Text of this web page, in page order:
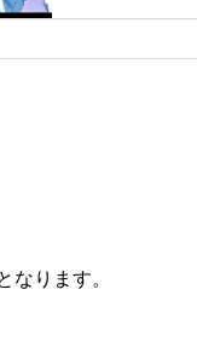
なります。